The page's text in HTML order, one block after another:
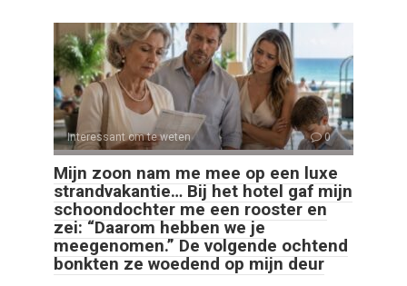
Interessant om te weten 0
Mijn zoon nam me mee op een luxe
strandvakantie… Bij het hotel gaf mijn
schoondochter me een rooster en
zei: “Daarom hebben we je
meegenomen.” De volgende ochtend
bonkten ze woedend op mijn deur